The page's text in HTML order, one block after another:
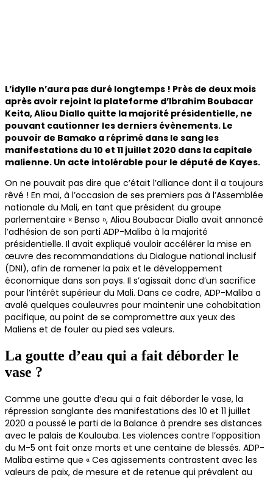
L’idylle n’aura pas duré longtemps ! Près de deux mois
après avoir rejoint la plateforme d’Ibrahim Boubacar
Keita, Aliou Diallo quitte la majorité présidentielle, ne
pouvant cautionner les derniers évènements. Le
pouvoir de Bamako a réprimé dans le sang les
manifestations du 10 et 11 juillet 2020 dans la capitale
malienne. Un acte intolérable pour le député de Kayes.
On ne pouvait pas dire que c’était l’alliance dont il a toujours
rêvé ! En mai, à l’occasion de ses premiers pas à l’Assemblée
nationale du Mali, en tant que président du groupe
parlementaire « Benso », Aliou Boubacar Diallo avait annoncé
l’adhésion de son parti ADP-Maliba à la majorité
présidentielle. Il avait expliqué vouloir accélérer la mise en
œuvre des recommandations du Dialogue national inclusif
(DNI), afin de ramener la paix et le développement
économique dans son pays. Il s’agissait donc d’un sacrifice
pour l’intérêt supérieur du Mali. Dans ce cadre, ADP-Maliba a
avalé quelques couleuvres pour maintenir une cohabitation
pacifique, au point de se compromettre aux yeux des
Maliens et de fouler au pied ses valeurs.
La goutte d’eau qui a fait déborder le
vase ?
Comme une goutte d’eau qui a fait déborder le vase, la
répression sanglante des manifestations des 10 et 11 juillet
2020 a poussé le parti de la Balance à prendre ses distances
avec le palais de Koulouba. Les violences contre l’opposition
du M-5 ont fait onze morts et une centaine de blessés. ADP-
Maliba estime que « Ces agissements contrastent avec les
valeurs de paix, de mesure et de retenue qui prévalent au